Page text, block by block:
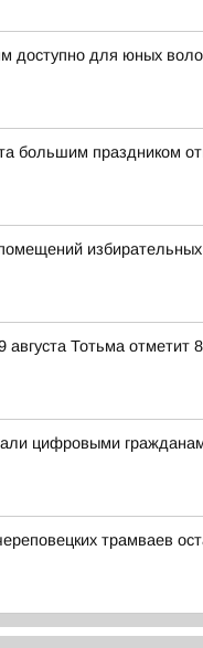
доступно для юных
большим праздником
августа Тотьма
цифровыми
трамваев